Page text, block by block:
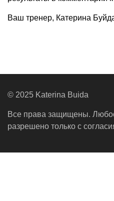
Ваш тренер, Катерина
© 2025 Katerina Buida
Все права защищены.
разрешено только с